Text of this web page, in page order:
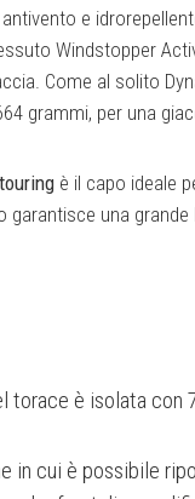
e
Windstopper
Come al solito
grammi, per una
è il capo ideale
una
il mix di
più sudore.
cuin / 50 grammi di
piume, trattate con la
caldo lo sciatore
di 80 grammi di
torace è isolata con
in cui è possibile